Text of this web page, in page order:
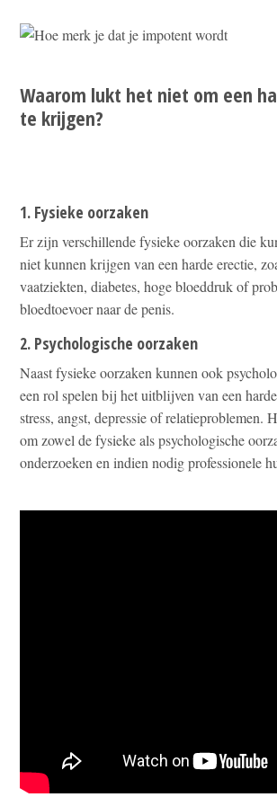
Waarom lukt het niet om een
te krijgen?
1. Fysieke oorzaken
Er zijn verschillende fysieke oorzaken die
niet kunnen krijgen van een harde erectie,
vaatziekten, diabetes, hoge bloeddruk of
bloedtoevoer naar de penis.
2. Psychologische oorzaken
Naast fysieke oorzaken kunnen ook
een rol spelen bij het uitblijven van een
stress, angst, depressie of relatieproblemen.
om zowel de fysieke als psychologische
onderzoeken en indien nodig professionele